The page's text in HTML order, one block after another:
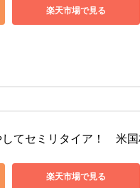
楽天市場で見る
してセミリタイア！　米
楽天市場で見る